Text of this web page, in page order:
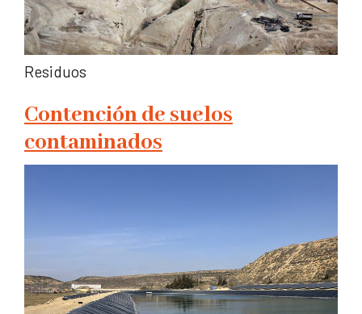
Residuos
Contención de suelos
contaminados